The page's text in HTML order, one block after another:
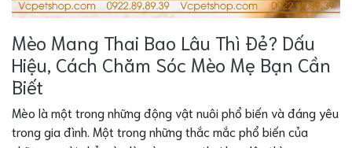
Mèo Mang Thai Bao Lâu Thì Đẻ? Dấu
Hiệu, Cách Chăm Sóc Mèo Mẹ Bạn Cần
Biết
Mèo là một trong những động vật nuôi phổ biến và đáng yêu
trong gia đình. Một trong những thắc mắc phổ biến của